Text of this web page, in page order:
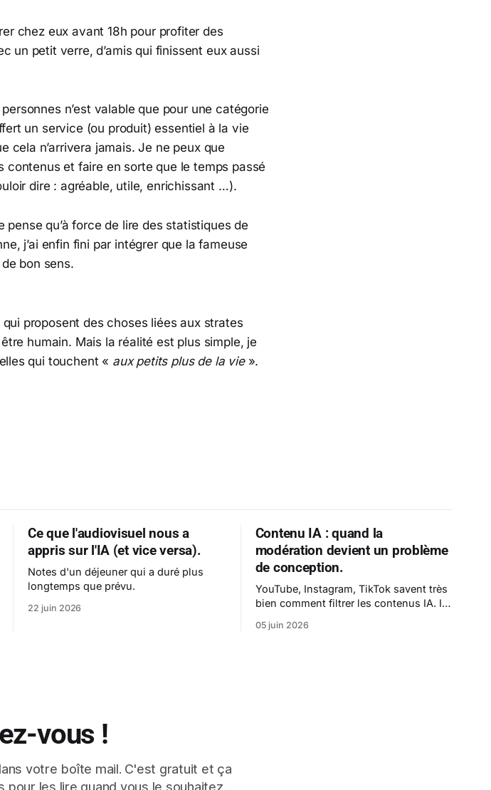
chez eux avant 18h pour profiter des
un petit verre, d’amis qui finissent eux aussi
n’est valable que pour une catégorie
un service (ou produit) essentiel à la vie
cela n’arrivera jamais. Je ne peux que
et faire en sorte que le temps passé
dire : agréable, utile, enrichissant …).
qu’à force de lire des statistiques de
j’ai enfin fini par intégrer que la fameuse
bon sens.
proposent des choses liées aux strates
humain. Mais la réalité est plus simple, je
qui touchent « aux petits plus de la vie».
Ce que l'audiovisuel nous a
appris sur l'IA (et vice versa).
Notes d'un déjeuner qui a duré plus
longtemps que prévu.
22 juin 2026
Contenu IA : quand la
modération devient un problème
de conception.
YouTube, Instagram, TikTok savent très
bien comment filtrer les contenus IA. Ils
05 juin 2026
vous !
votre boîte mail. C'est gratuit et ça
les lire quand vous le souhaitez.